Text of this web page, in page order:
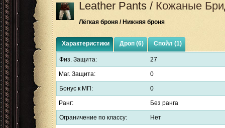
Leather Pants / Кожаные
Лёгкая броня / Нижняя броня
Характеристики Дроп (6) Спойл (1)
Физ. Защита: 27
Маг. Защита: 0
Бонус к МП: 0
Ранг: Без ранга
Ограничение по классу: Нет